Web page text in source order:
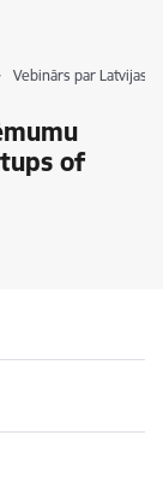
Vebinārs par Latvijas
of